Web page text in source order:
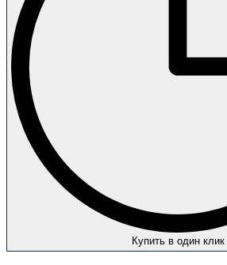
Купить в один клик